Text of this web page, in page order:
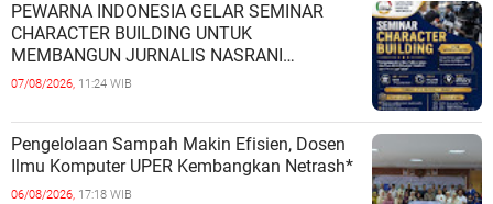
PEWARNA INDONESIA GELAR SEMINAR
CHARACTER BUILDING UNTUK
MEMBANGUN JURNALIS NASRANI
BERINTEGRITAS DAN BERDAMPAK*
07/08/2026, 11:24 WIB
Pengelolaan Sampah Makin Efisien, Dosen
Ilmu Komputer UPER Kembangkan Netrash*
06/08/2026, 17:18 WIB